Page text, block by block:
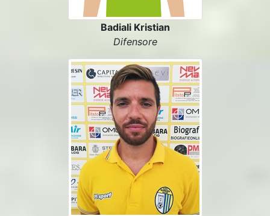
Badiali Kristian
Difensore